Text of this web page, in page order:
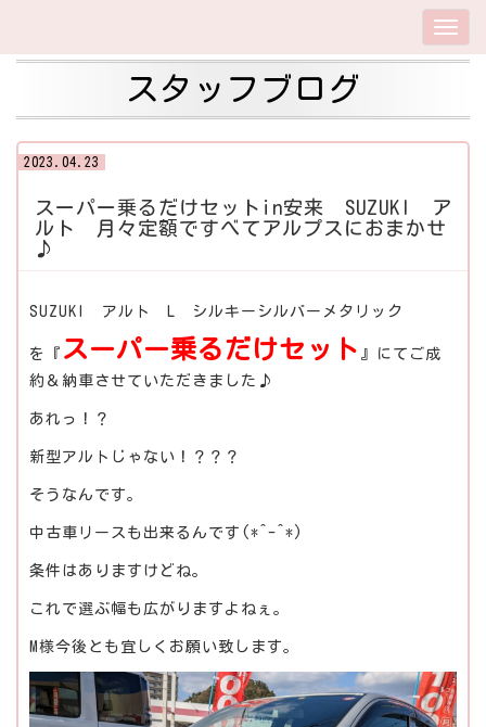
スタッフブログ
2023.04.23
スーパー乗るだけセットin安来 SUZUKI ア
ルト 月々定額ですべてアルプスにおまかせ
♪
SUZUKI アルト L シルキーシルバーメタリック
を『 スーパー乗るだけセット 』にてご成
約＆納車させていただきました♪
あれっ！？
新型アルトじゃない！？？？
そうなんです。
中古車リースも出来るんです(*^-^*)
条件はありますけどね。
これで選ぶ幅も広がりますよねぇ。
M様今後とも宜しくお願い致します。